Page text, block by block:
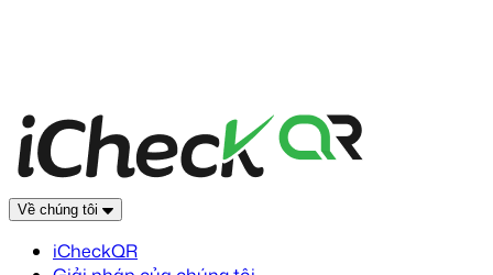
Về chúng tôi
iCheckQR